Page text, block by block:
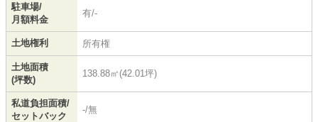
駐車場/
月額料金
有/-
土地権利 所有権
土地面積
(坪数)
138.88㎡(42.01坪)
私道負担面積/
セットバック
-/無